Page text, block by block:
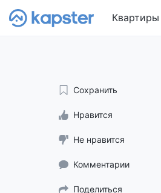
Сохранить
Нравится
Не нравится
Комментарии
Поделиться